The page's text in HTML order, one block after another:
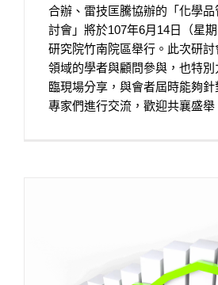
合辦、雷技匡騰協辦的「化學
討會」將於107年6月14日（星
研究院竹南院區舉行。此次研
領域的學者與顧問參與，也特
臨現場分享，與會者屆時能夠
專家們進行交流，歡迎共襄盛舉